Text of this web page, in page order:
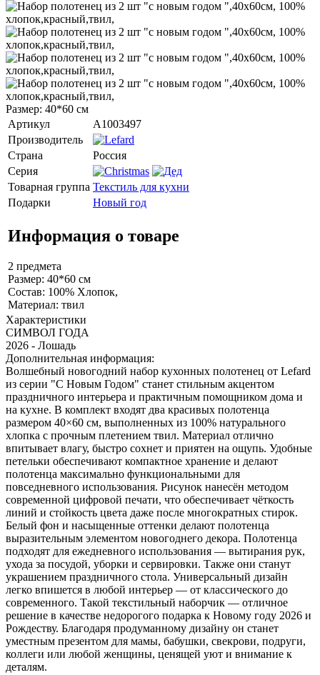
Размер: 40*60 см
Артикул
A1003497
Производитель
Страна
Россия
Серия
Товарная группа Текстиль для кухни
Подарки
Новый год
Информация о товаре
2 предмета
Размер: 40*60 см
Состав: 100% Хлопок,
Материал: твил
Характеристики
СИМВОЛ ГОДА
2026 - Лошадь
Дополнительная информация:
Волшебный новогодний набор кухонных полотенец от Lefard
из серии "С Новым Годом" станет стильным акцентом
праздничного интерьера и практичным помощником дома и
на кухне. В комплект входят два красивых полотенца
размером 40×60 см, выполненных из 100% натурального
хлопка с прочным плетением твил. Материал отлично
впитывает влагу, быстро сохнет и приятен на ощупь. Удобные
петельки обеспечивают компактное хранение и делают
полотенца максимально функциональными для
повседневного использования. Рисунок нанесён методом
современной цифровой печати, что обеспечивает чёткость
линий и стойкость цвета даже после многократных стирок.
Белый фон и насыщенные оттенки делают полотенца
выразительным элементом новогоднего декора. Полотенца
подходят для ежедневного использования — вытирания рук,
ухода за посудой, уборки и сервировки. Также они станут
украшением праздничного стола. Универсальный дизайн
легко впишется в любой интерьер — от классического до
современного. Такой текстильный наборчик — отличное
решение в качестве недорогого подарка к Новому году 2026 и
Рождеству. Благодаря продуманному дизайну он станет
уместным презентом для мамы, бабушки, свекрови, подруги,
коллеги или любой женщины, ценящей уют и внимание к
деталям.